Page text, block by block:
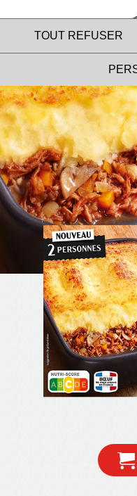
Le site
des cookies !
Nous utilisons des
fonctionnement de notre
pouvez changer d'avis à
présente sur chaque
services tiers, vous
cookies et l'utilisation
à leur bon
Charte de confidentialité
TOUT REFUSER